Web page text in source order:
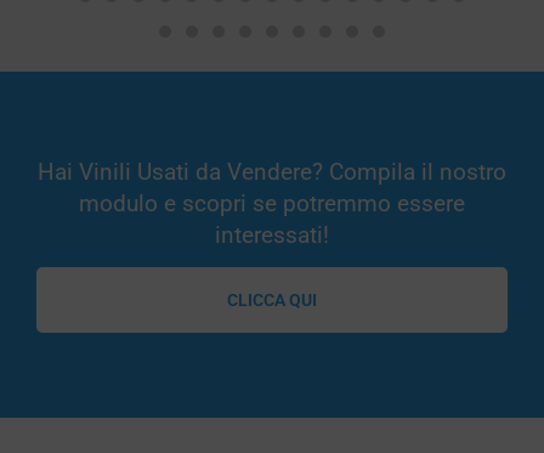
Hai Vinili Usati da Vendere? Compila il nostro
modulo e scopri se potremmo essere
interessati!
CLICCA QUI